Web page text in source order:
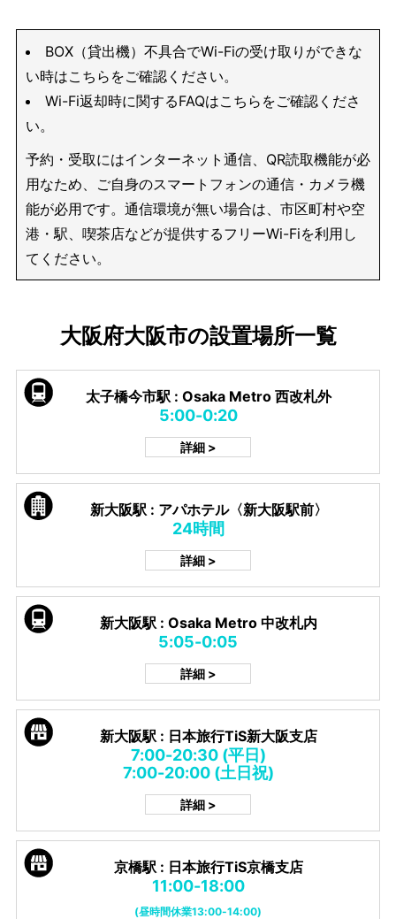
BOX（貸出機）不具合でWi-Fiの受け取りができな
い時はこちらをご確認ください。
Wi-Fi返却時に関するFAQはこちらをご確認くださ
い。
予約・受取にはインターネット通信、QR読取機能が必
用なため、ご自身のスマートフォンの通信・カメラ機
能が必用です。通信環境が無い場合は、市区町村や空
港・駅、喫茶店などが提供するフリーWi-Fiを利用し
てください。
大阪府大阪市の設置場所一覧
太子橋今市駅 : Osaka Metro 西改札外
5:00-0:20
詳細 >
新大阪駅 : アパホテル〈新大阪駅前〉
24時間
詳細 >
新大阪駅 : Osaka Metro 中改札内
5:05-0:05
詳細 >
新大阪駅 : 日本旅行TiS新大阪支店
7:00-20:30 (平日)
7:00-20:00 (土日祝)
詳細 >
京橋駅 : 日本旅行TiS京橋支店
11:00-18:00
(昼時間休業13:00-14:00)